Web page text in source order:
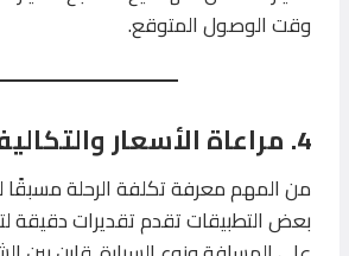
وقت الوصول المتوقع.
4. مراعاة الأسعار والتكاليف
من المهم معرفة تكلفة الرحلة
بعض التطبيقات تقدم تقديرات دقيقة